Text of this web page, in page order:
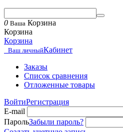
0 Ваша Корзина
Корзина
Корзина
Ваш личныйКабинет
Заказы
Список сравнения
Отложенные товары
ВойтиРегистрация
E-mail
ПарольЗабыли пароль?